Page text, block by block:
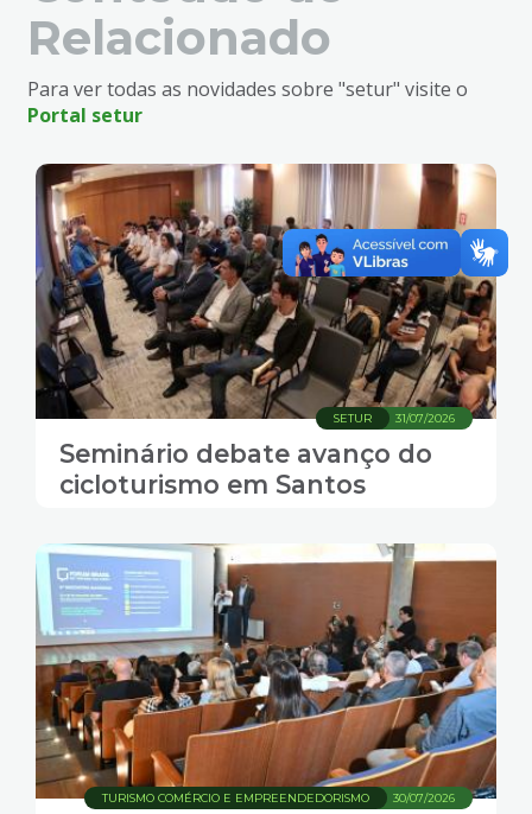
Relacionado
Para ver todas as novidades sobre "setur" visite o
Portal setur
31/07/2026
SETUR
Seminário debate avanço do
cicloturismo em Santos
30/07/2026
TURISMO COMÉRCIO E EMPREENDEDORISMO